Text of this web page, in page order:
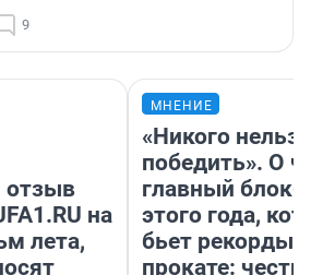
9
отзыв
на
лета,
МНЕНИЕ
«Никого нельзя
победить». О
главный
этого года,
бьет рекорды в
прокате: